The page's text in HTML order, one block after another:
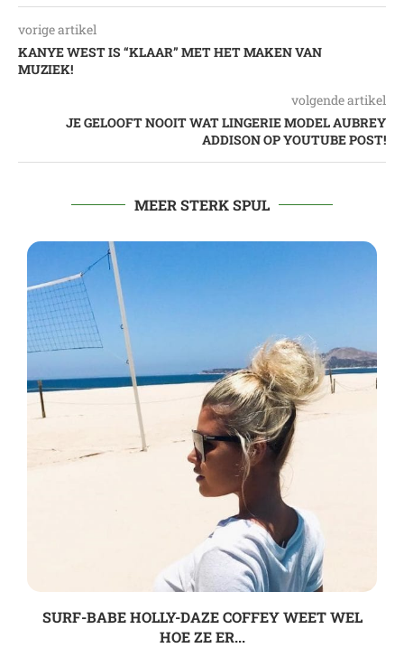
vorige artikel
KANYE WEST IS “KLAAR” MET HET MAKEN VAN
MUZIEK!
volgende artikel
JE GELOOFT NOOIT WAT LINGERIE MODEL AUBREY
ADDISON OP YOUTUBE POST!
MEER STERK SPUL
SURF-BABE HOLLY-DAZE COFFEY WEET WEL
HOE ZE ER...